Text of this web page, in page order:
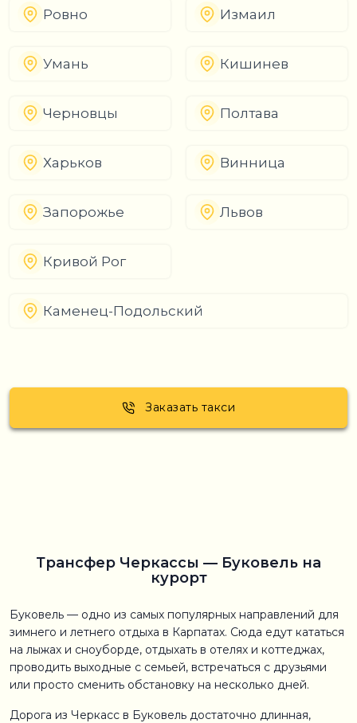
Ровно Измаил
Умань Кишинев
Черновцы Полтава
Харьков Винница
Запорожье Львов
Кривой Рог
Каменец-Подольский
Заказать такси
Трансфер Черкассы — Буковель на
курорт
Буковель — одно из самых популярных направлений для
зимнего и летнего отдыха в Карпатах. Сюда едут кататься
на лыжах и сноуборде, отдыхать в отелях и коттеджах,
проводить выходные с семьей, встречаться с друзьями
или просто сменить обстановку на несколько дней.
Дорога из Черкасс в Буковель достаточно длинная,